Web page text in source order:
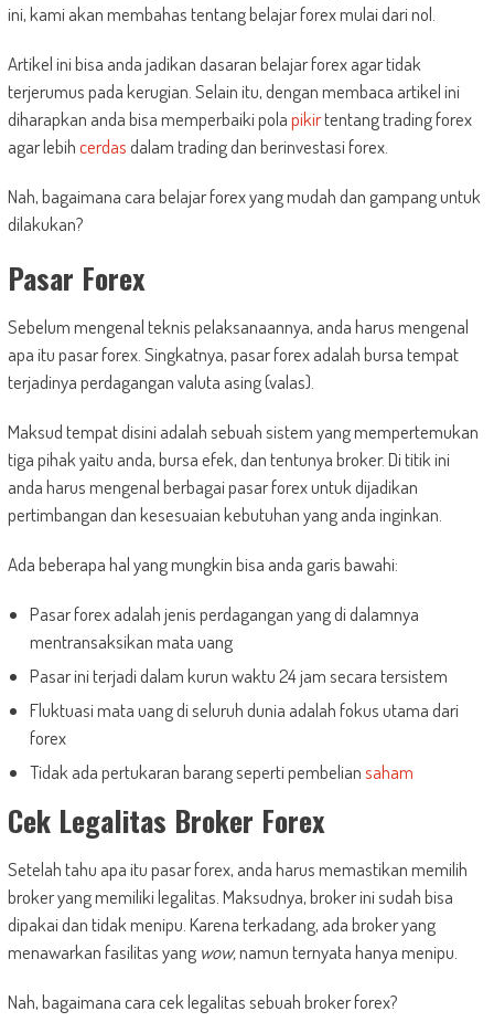
ini, kami akan membahas tentang belajar forex mulai dari nol.
Artikel ini bisa anda jadikan dasaran belajar forex agar tidak
terjerumus pada kerugian. Selain itu, dengan membaca artikel ini
diharapkan anda bisa memperbaiki polapikirtentang trading forex
agar lebihcerdasdalam trading dan berinvestasi forex.
Nah, bagaimana cara belajar forex yang mudah dan gampang untuk
dilakukan?
Pasar Forex
Sebelum mengenal teknis pelaksanaannya, anda harus mengenal
apa itu pasar forex. Singkatnya, pasar forex adalah bursa tempat
terjadinya perdagangan valuta asing (valas).
Maksud tempat disini adalah sebuah sistem yang mempertemukan
tiga pihak yaitu anda, bursa efek, dan tentunya broker. Di titik ini
anda harus mengenal berbagai pasar forex untuk dijadikan
pertimbangan dan kesesuaian kebutuhan yang anda inginkan.
Ada beberapa hal yang mungkin bisa anda garis bawahi:
Pasar forex adalah jenis perdagangan yang di dalamnya
mentransaksikan mata uang
Pasar ini terjadi dalam kurun waktu 24 jam secara tersistem
Fluktuasi mata uang di seluruh dunia adalah fokus utama dari
forex
Tidak ada pertukaran barang seperti pembeliansaham
Cek Legalitas Broker Forex
Setelah tahu apa itu pasar forex, anda harus memastikan memilih
broker yang memiliki legalitas. Maksudnya, broker ini sudah bisa
dipakai dan tidak menipu. Karena terkadang, ada broker yang
menawarkan fasilitas yang wow,namun ternyata hanya menipu.
Nah, bagaimana cara cek legalitas sebuah broker forex?